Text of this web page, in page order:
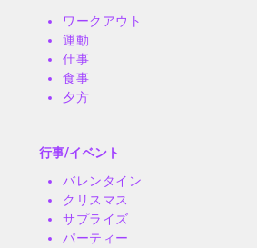
ワークアウト
運動
仕事
食事
夕方
行事/イベント
バレンタイン
クリスマス
サプライズ
パーティー